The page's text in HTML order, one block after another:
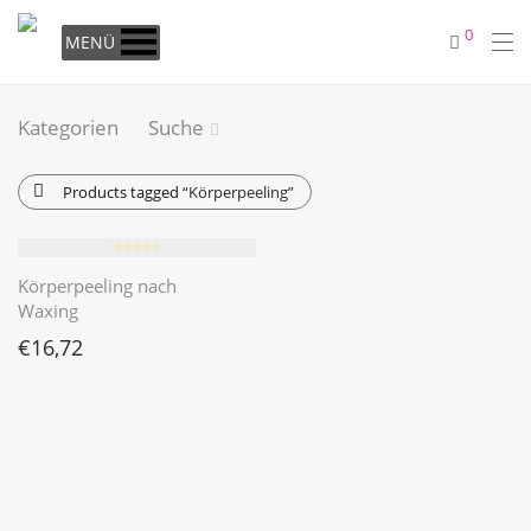
MENÜ 0
Kategorien Suche
Products tagged “Körperpeeling”
⭐️⭐️⭐️⭐️⭐️
Körperpeeling nach
Waxing
€16,72